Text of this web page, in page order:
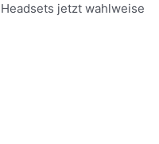
Headsets jetzt wahlweise